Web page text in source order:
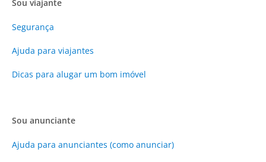
Sou viajante
Segurança
Ajuda para viajantes
Dicas para alugar um bom imóvel
Sou anunciante
Ajuda para anunciantes (como anunciar)